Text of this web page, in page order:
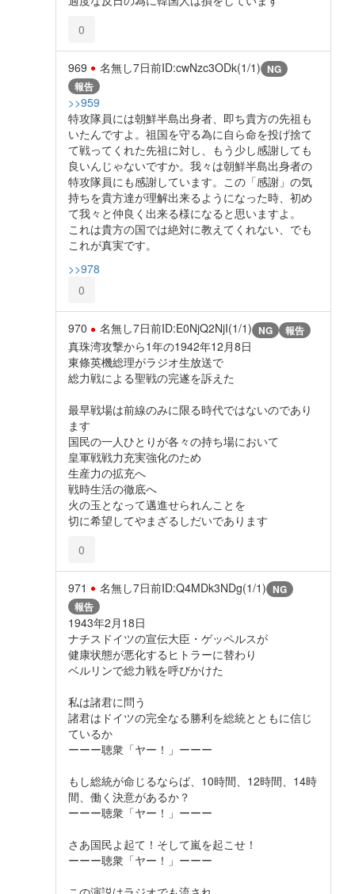
0
969 名無し7日前ID:cwNzc3ODk(1/1) NG
報告
>>959
特攻隊員には朝鮮半島出身者、即ち貴方の先祖も
いたんですよ。祖国を守る為に自ら命を投げ捨て
て戦ってくれた先祖に対し、もう少し感謝しても
良いんじゃないですか。我々は朝鮮半島出身者の
特攻隊員にも感謝しています。この「感謝」の気
持ちを貴方達が理解出来るようになった時、初め
て我々と仲良く出来る様になると思いますよ。
これは貴方の国では絶対に教えてくれない、でも
これが真実です。
>>978
0
970 名無し7日前ID:E0NjQ2NjI(1/1) NG 報告
真珠湾攻撃から1年の1942年12月8日
東條英機総理がラジオ生放送で
総力戦による聖戦の完遂を訴えた
最早戦場は前線のみに限る時代ではないのであり
ます
国民の一人ひとりが各々の持ち場において
皇軍戦戦力充実強化のため
生産力の拡充へ
戦時生活の徹底へ
火の玉となって邁進せられんことを
切に希望してやまざるしだいであります
0
971 名無し7日前ID:Q4MDk3NDg(1/1) NG
報告
1943年2月18日
ナチスドイツの宣伝大臣・ゲッペルスが
健康状態が悪化するヒトラーに替わり
ベルリンで総力戦を呼びかけた
私は諸君に問う
諸君はドイツの完全なる勝利を総統とともに信じ
ているか
ーーー聴衆「ヤー！」ーーー
もし総統が命じるならば、10時間、12時間、14時
間、働く決意があるか？
ーーー聴衆「ヤー！」ーーー
さあ国民よ起て！そして嵐を起こせ！
ーーー聴衆「ヤー！」ーーー